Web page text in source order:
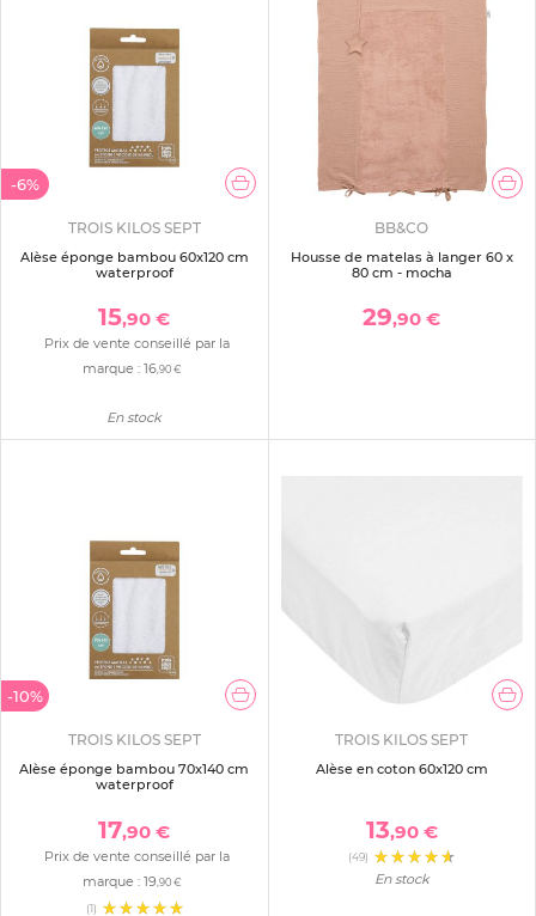
-6%
TROIS KILOS SEPT
Alèse éponge bambou 60x120 cm
waterproof
15,90 €
Prix de vente conseillé par la
marque : 16,90 €
En stock
BB&CO
Housse de matelas à langer 60 x
80 cm - mocha
29,90 €
-10%
TROIS KILOS SEPT
Alèse éponge bambou 70x140 cm
waterproof
17,90 €
Prix de vente conseillé par la
marque : 19 ,90 €
(1)
TROIS KILOS SEPT
Alèse en coton 60x120 cm
13,90 €
(49)
En stock